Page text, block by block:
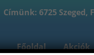
Címünk: 6725 Szeged,
Főoldal Akciók